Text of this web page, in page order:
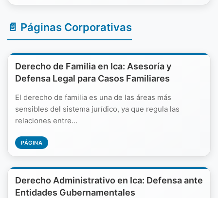
📄 Páginas Corporativas
Derecho de Familia en Ica: Asesoría y
Defensa Legal para Casos Familiares
El derecho de familia es una de las áreas más
sensibles del sistema jurídico, ya que regula las
relaciones entre...
PÁGINA
Derecho Administrativo en Ica: Defensa ante
Entidades Gubernamentales